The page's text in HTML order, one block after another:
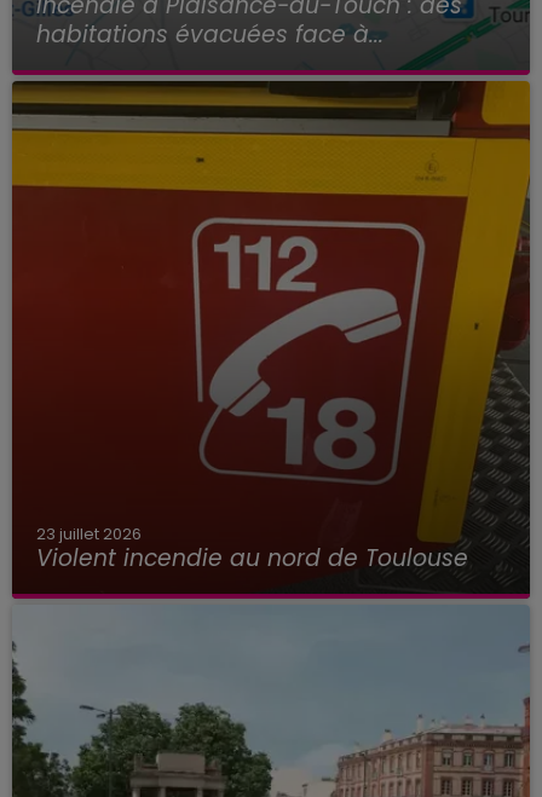
habitations évacuées face à...
23 juillet 2026
Violent incendie au nord de Toulouse